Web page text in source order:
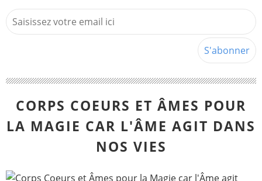
CORPS COEURS ET ÂMES POUR
LA MAGIE CAR L'ÂME AGIT DANS
NOS VIES